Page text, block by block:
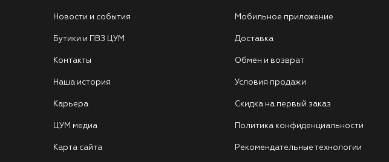
Новости и события
Бутики и ПВЗ ЦУМ
Контакты
Наша история
Карьера
ЦУМ медиа
Карта сайта
Мобильное приложение
Доставка
Обмен и возврат
Условия продажи
Скидка на первый заказ
Политика конфиденциальности
Рекомендательные технологии